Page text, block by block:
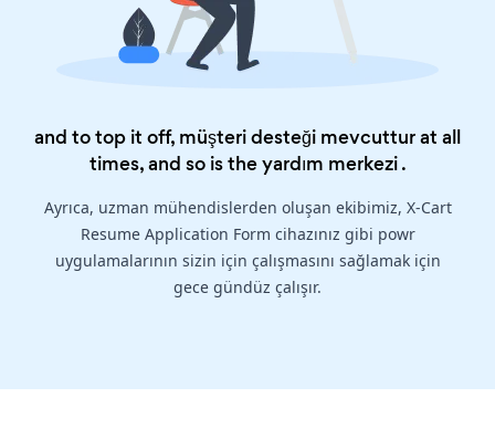
and to top it off, müşteri desteği mevcuttur at all
times, and so is theyardım merkezi.
Ayrıca, uzman mühendislerden oluşan ekibimiz, X-Cart
Resume Application Form cihazınız gibi powr
uygulamalarının sizin için çalışmasını sağlamak için
gece gündüz çalışır.